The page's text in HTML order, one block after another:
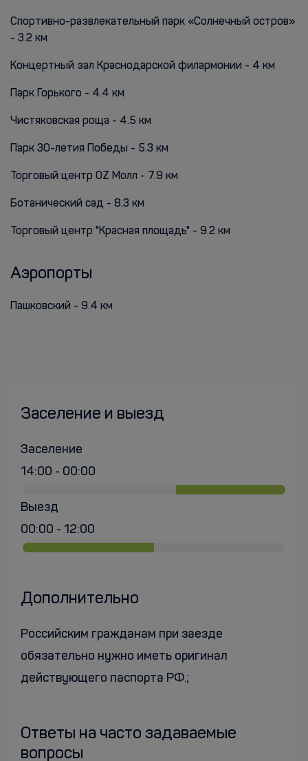
Спортивно-развлекательный парк «Солнечный остров»
- 3.2 км
Концертный зал Краснодарской филармонии - 4 км
Парк Горького - 4.4 км
Чистяковская роща - 4.5 км
Парк 30-летия Победы - 5.3 км
Торговый центр OZ Молл - 7.9 км
Ботанический сад - 8.3 км
Торговый центр "Красная площадь" - 9.2 км
Аэропорты
Пашковский - 9.4 км
Заселение и выезд
Заселение
14:00 - 00:00
Выезд
00:00 - 12:00
Дополнительно
Российским гражданам при заезде
обязательно нужно иметь оригинал
действующего паспорта РФ.;
Ответы на часто задаваемые
вопросы